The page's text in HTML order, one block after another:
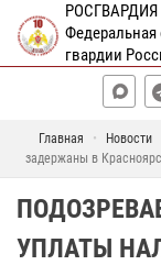
РОСГВАРДИЯ
гвардии
Главная Новости
задержаны в
УПЛАТЫ